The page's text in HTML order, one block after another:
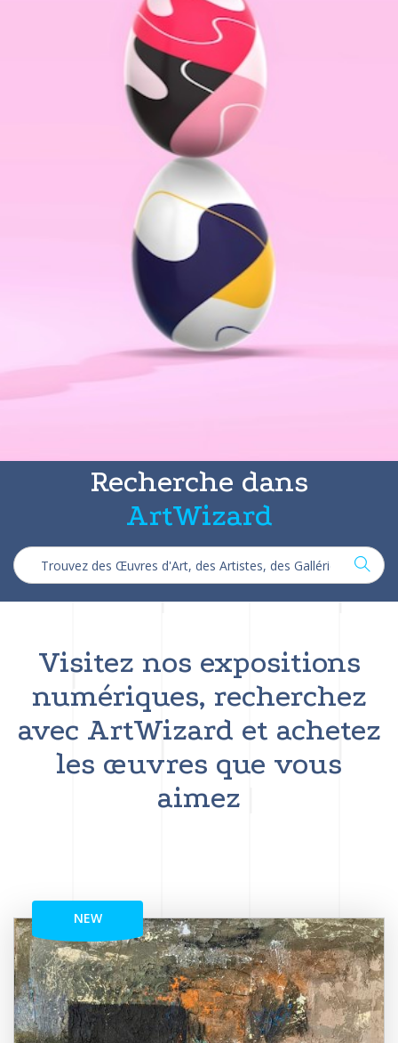
Recherche dans
ArtWizard
Visitez nos expositions
numériques, recherchez
avec ArtWizard et achetez
les œuvres que vous
aimez
NEW